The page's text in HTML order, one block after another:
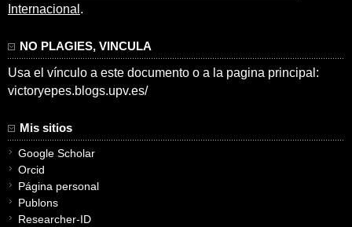
Internacional .
NO PLAGIES, VINCULA
Usa el vínculo a este documento o a la pagina principal:
victoryepes.blogs.upv.es/
Mis sitios
Google Scholar
Orcid
Página personal
Publons
Researcher-ID